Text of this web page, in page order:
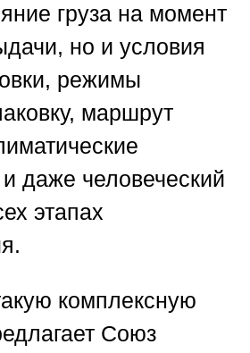
груза на момент
но и условия
режимы
маршрут
даже человеческий
этапах
комплексную
Союз